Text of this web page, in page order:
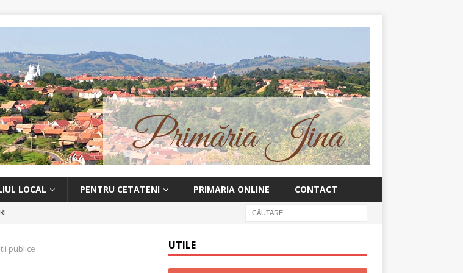
LOCAL PENTRU CETATENI PRIMARIA ONLINE CONTACT
infecției cu coronavirusul SARS-CoV-2
publice UTILE